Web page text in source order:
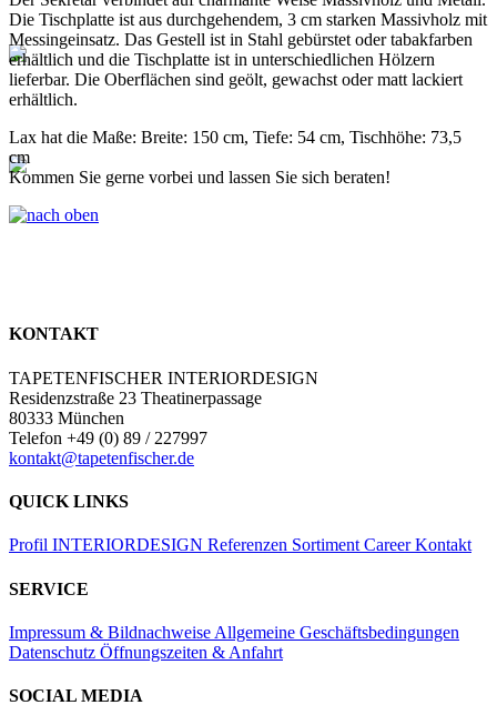
Die Tischplatte ist aus durchgehendem, 3 cm starken Massivholz mit
Messingeinsatz. Das Gestell ist in Stahl gebürstet oder tabakfarben
erhältlich und die Tischplatte ist in unterschiedlichen Hölzern
lieferbar. Die Oberflächen sind geölt, gewachst oder matt lackiert
erhältlich.
Lax hat die Maße: Breite: 150 cm, Tiefe: 54 cm, Tischhöhe: 73,5
cm
Kommen Sie gerne vorbei und lassen Sie sich beraten!
KONTAKT
TAPETENFISCHER INTERIORDESIGN
Residenzstraße 23 Theatinerpassage
80333 München
Telefon +49 (0) 89 / 227997
kontakt@tapetenfischer.de
QUICK LINKS
Profil INTERIORDESIGN Referenzen Sortiment CareerKontakt
SERVICE
Impressum & Bildnachweise Allgemeine Geschäftsbedingungen
Datenschutz Öffnungszeiten & Anfahrt
SOCIAL MEDIA